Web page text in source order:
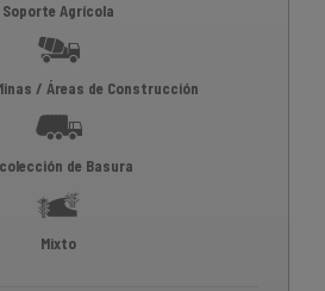
Soporte Agrícola
/ Áreas de Construcción
de Basura
Mixto